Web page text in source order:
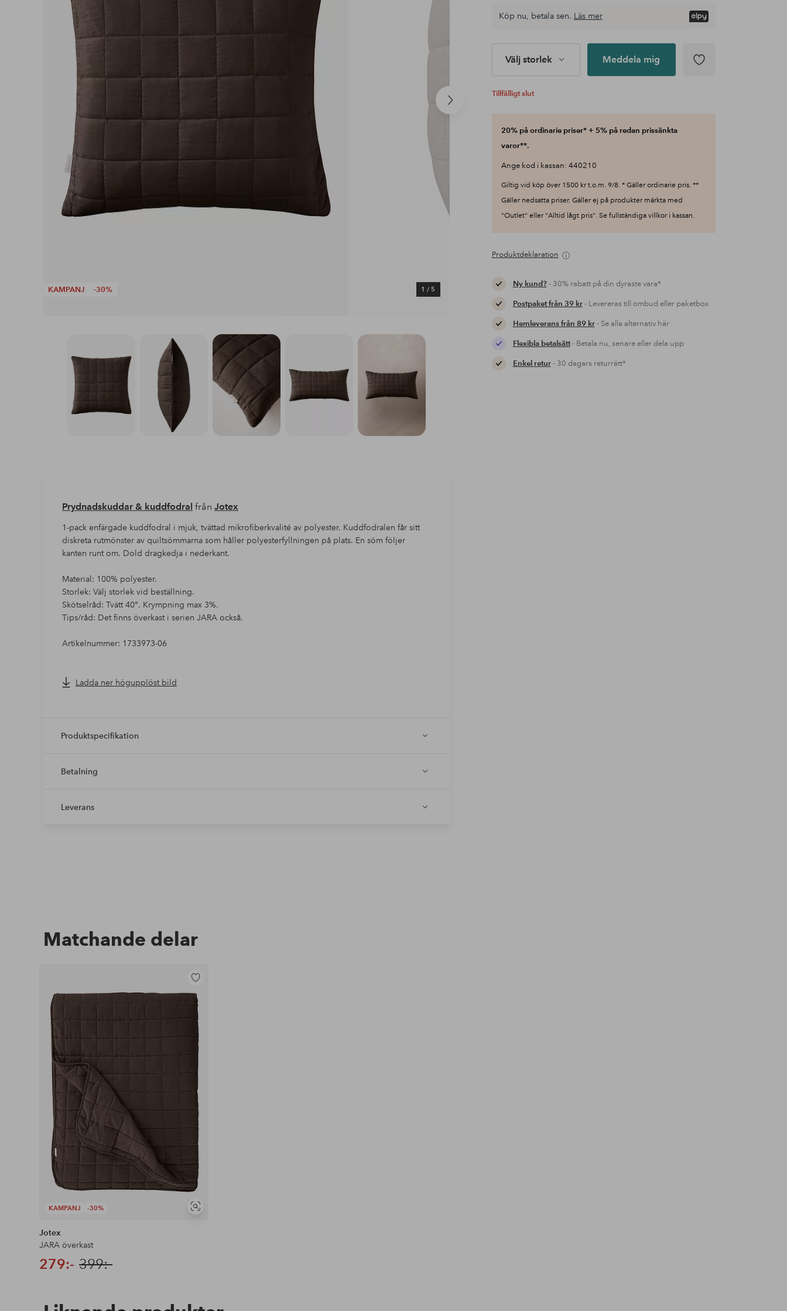
Nästa
produkt
KAMPANJ -30% 1 / 5
Köp nu, betala sen. Läs mer
Välj storlek Meddela mig
Tillfälligt slut
20% på ordinarie priser* + 5% på redan prissänkta
varor**.
Ange kod i kassan: 440210
Giltig vid köp över 1500 kr t.o.m. 9/8. * Gäller ordinarie pris. **
Gäller nedsatta priser. Gäller ej på produkter märkta med
"Outlet" eller "Alltid lågt pris". Se fullständiga villkor i kassan.
Produktdeklaration
Ny kund?- 30% rabatt på din dyraste vara*
Postpaket från 39 kr- Levereras till ombud eller paketbox
Hemleverans från 89 kr- Se alla alternativ här
Flexibla betalsätt- Betala nu, senare eller dela upp
Enkel retur- 30 dagars returrätt*
Prydnadskuddar & kuddfodral från Jotex
1-pack enfärgade kuddfodral i mjuk, tvättad mikrofiberkvalité av polyester. Kuddfodralen får sitt
diskreta rutmönster av quiltsömmarna som håller polyesterfyllningen på plats. En söm följer
kanten runt om. Dold dragkedja i nederkant.
Material: 100% polyester.
Storlek: Välj storlek vid beställning.
Skötselråd: Tvätt 40°. Krympning max 3%.
Tips/råd: Det finns överkast i serien JARA också.
Artikelnummer: 1733973-06
Ladda ner högupplöst bild
Produktspecifikation
Betalning
Leverans
Matchande delar
KAMPANJ -30%
Visa
till
favoriter
Jotex
JARA överkast
279:- 399:-